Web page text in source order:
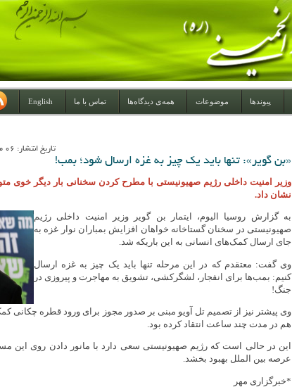
پیوندها موضوعات همه‌ی دیدگاه‌ها تماس با ما
English
تاريخ انتشار: 06 مرداد 1404 ساعت 20:40:35
«بن گویر»: تنها باید یک چیز به غزه ارسال شود؛ بمب!
وزیر امنیت داخلی رژیم صهیونیستی با مطرح کردن سخنانی بار دیگر خوی
نشان داد.
به گزارش روسیا الیوم، ایتمار بن گویر وزیر امنیت داخلی رژیم
صهیونیستی در سخنان گستاخانه خواهان افزایش بمباران نوار غزه به
جای ارسال کمک‌های انسانی به این باریکه شد.
وی گفت: معتقدم که در این مرحله تنها باید یک چیز به غزه ارسال
کنیم: بمب‌ها برای انفجار، لشگرکشی، تشویق به مهاجرت و پیروزی در
جنگ!
وی پیشتر نیز از تصمیم تل آویو مبنی بر صدور مجوز برای ورود قطره چکانی
هم در مدت چند ساعت انتقاد کرده بود.
این در حالی است که رژیم صهیونیستی سعی دارد با مانور دادن روی این
عرصه بین الملل بهبود بخشد.
*خبرگزاری مهر